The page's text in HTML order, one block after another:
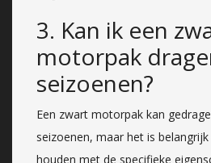
3. Kan ik een
motorpak
seizoenen?
Een zwart motorpak kan
seizoenen, maar het is
houden met de specifieke